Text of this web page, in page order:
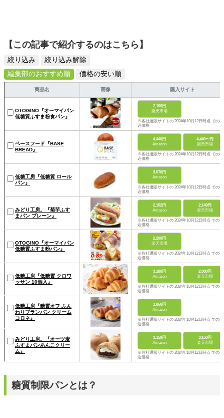
【この記事で紹介するのはこちら】
絞り込み
絞り込み解除
編集部のおすすめ順
価格の安い順
商品名 画像 購入サイト
OTOGINO『オーマイパン
低糖質ふすま粉食パン』
2,100円
楽天市場
※各社通販サイトの 2024年10月12日時点 での税
込価格
ベースフード『BASE
BREAD』
4,440円
Amazon
4,440〜円
楽天市場
※各社通販サイトの 2024年10月12日時点 での税
込価格
低糖工房『低糖質 ロール
パン』
3,070円
Amazon
※各社通販サイトの 2024年10月12日時点 での税
込価格
みどり工房。『菊芋ふす
まパン プレーン』
2,152円
Amazon
2,149円
楽天市場
※各社通販サイトの 2024年10月12日時点 での税
込価格
OTOGINO『オーマイパン
低糖質ふすま粉パン』
2,200円
楽天市場
※各社通販サイトの 2024年10月12日時点 での税
込価格
低糖工房『低糖質 クロワ
ッサン 10個入』
3,180円
Amazon
2,080円
楽天市場
※各社通販サイトの 2024年10月12日時点 での税
込価格
低糖工房『糖質オフ ふん
わりブランパン クリーム
コロネ』
1,860円
Amazon
※各社通販サイトの 2024年10月12日時点 での税
込価格
みどり工房。『オーツ麦
ふすまパンあんこクリー
ム』
3,150円
Amazon
3,150円
楽天市場
※各社通販サイトの 2024年10月12日時点 での税
込価格
糖質制限パンとは？